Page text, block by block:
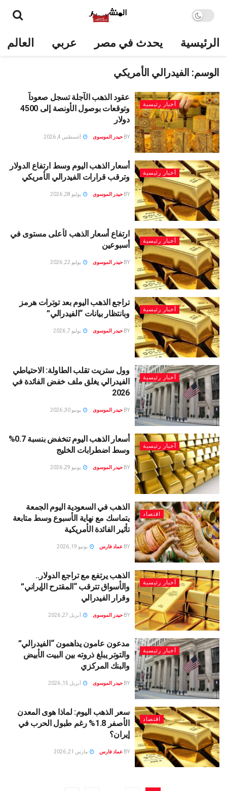
الرئيسية يحدث في مصر عربي العالم
الوسم: الفيدرالي الأمريكي
أخبار رئيسية
عقود الذهب الآجلة تسجل صعوداً
وتوقعات بوصول الأونصة إلى 4500
دولار
BY حيدر الموسوى أغسطس 4, 2026
أخبار رئيسية
أسعار الذهب اليوم وسط ارتفاع الدولار
وترقب قرارات الفيدرالي الأمريكي
BY حيدر الموسوى يوليو 28, 2026
أخبار رئيسية
ارتفاع أسعار الذهب لأعلى مستوى في
أسبوعين
BY حيدر الموسوى يوليو 22, 2026
أخبار رئيسية
تراجع الذهب اليوم بعد توترات هرمز
وبانتظار بيانات “الفيدرالي”
BY حيدر الموسوى يوليو 7, 2026
أخبار رئيسية
وول ستريت تقلب الطاولة: الاحتياطي
الفيدرالي يغلق ملف خفض الفائدة في
2026
BY حيدر الموسوى يونيو 30, 2026
أخبار رئيسية
أسعار الذهب اليوم تنخفض بنسبة 0.7%
وسط اضطرابات الخليج
BY حيدر الموسوى يونيو 29, 2026
اقتصاد
الذهب في السعودية اليوم الجمعة
يتماسك مع نهاية الأسبوع وسط متابعة
تأثير الفائدة الأمريكية
BY عماد فارس يونيو 19, 2026
أخبار رئيسية
الذهب يرتفع مع تراجع الدولار..
والأسواق تترقب “المقترح الإيراني”
وقرار الفيدرالي
BY حيدر الموسوى أبريل 27, 2026
أخبار رئيسية
مدعون عامون يداهمون “الفيدرالي”
والتوتر يبلغ ذروته بين البيت الأبيض
والبنك المركزي
BY حيدر الموسوى أبريل 15, 2026
اقتصاد
سعر الذهب اليوم: لماذا هوى المعدن
الأصفر 1.8% رغم طبول الحرب في
إيران؟
BY عماد فارس مارس 21, 2026